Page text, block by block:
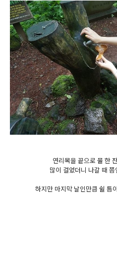
연리목을 끝으로 물 한
많이 걸었더니 나갈 때
하지만 마지막 날인만큼 쉴 틈